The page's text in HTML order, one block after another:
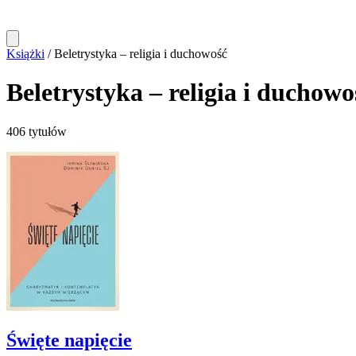
Książki / Beletrystyka – religia i duchowość
Beletrystyka – religia i
406 tytułów
Święte napięcie